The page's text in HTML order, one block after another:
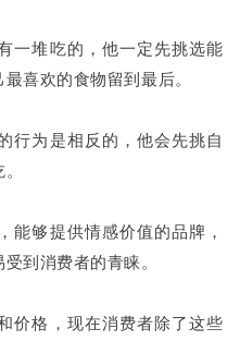
一堆吃的，他一定先挑选能
喜欢的食物留到最后。
行为是相反的，他会先挑自
能够提供情感价值的品牌，
到消费者的青睐。
价格，现在消费者除了这些